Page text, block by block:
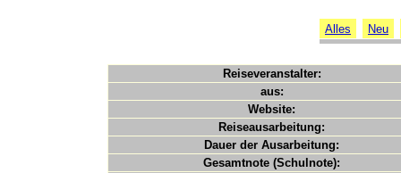
Alles Neu
Reiseveranstalter:
aus:
Website:
Reiseausarbeitung:
Dauer der Ausarbeitung:
Gesamtnote (Schulnote):